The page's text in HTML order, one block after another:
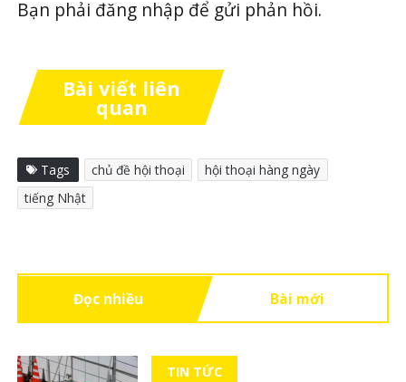
Bạn phải đăng nhập để gửi phản hồi.
Bài viết liên
quan
Tags chủ đề hội thoại
hội thoại hàng ngày
tiếng Nhật
Đọc nhiều Bài mới
TIN TỨC